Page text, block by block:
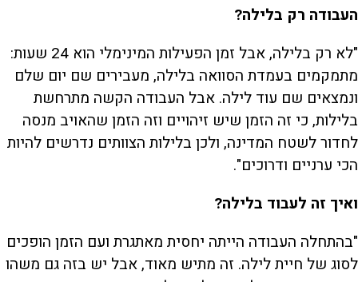
העבודה רק בלילה?
"לא רק בלילה, אבל זמן הפעילות המינימלי הוא 24 שעות:
מתמקמים בעמדת הסוואה בלילה, מעבירים שם יום שלם
ונמצאים שם עוד לילה. אבל העבודה הקשה מתרחשת
בלילות, כי זה הזמן שיש זיהויים וזה הזמן שהאויב מנסה
לחדור לשטח המדינה, ולכן בלילות הצוותים נדרשים להיות
הכי ערניים ודרוכים".
ואיך זה לעבוד בלילה?
"בהתחלה העבודה הייתה יחסית מאתגרת ועם הזמן הופכים
לסוג של חיית לילה. זה מתיש מאוד, אבל יש בזה גם משהו